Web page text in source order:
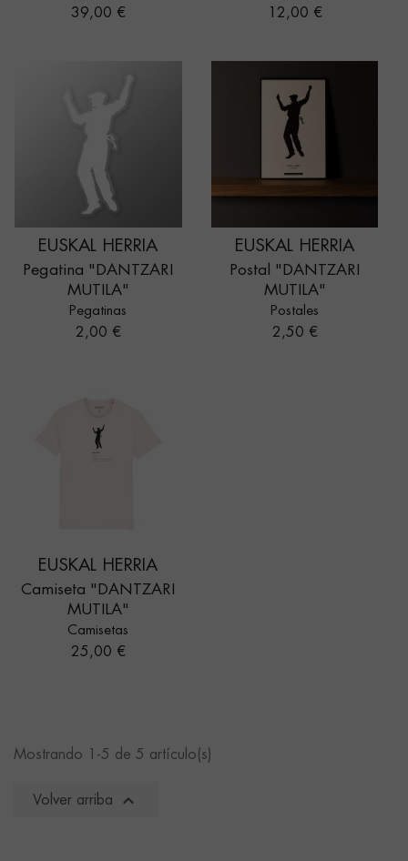
Precio
39,00 € Precio
12,00 €
EUSKAL HERRIA
Pegatina "DANTZARI
MUTILA"
Pegatinas
Precio
2,00 €
EUSKAL HERRIA
Postal "DANTZARI
MUTILA"
Postales
Precio
2,50 €
EUSKAL HERRIA
Camiseta "DANTZARI
MUTILA"
Camisetas
Precio
25,00 €
Mostrando 1-5 de 5 artículo(s)
Volver arriba 